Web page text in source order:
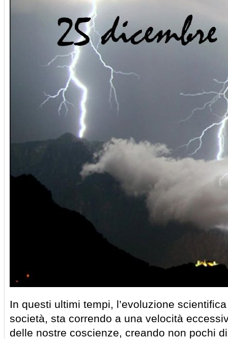
In questi ultimi tempi, l’evoluzione
società, sta correndo a una velocità
delle nostre coscienze, creando non pochi